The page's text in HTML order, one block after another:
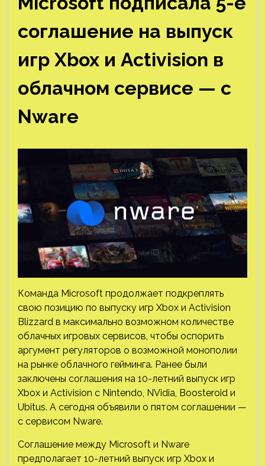
соглашение на выпуск
игр Xbox и Activision в
облачном сервисе — с
Nware
Команда Microsoft продолжает подкреплять
свою позицию по выпуску игр Xbox и Activision
Blizzard в максимально возможном количестве
облачных игровых сервисов, чтобы оспорить
аргумент регуляторов о возможной монополии
на рынке облачного гейминга. Ранее были
заключены соглашения на 10-летний выпуск игр
Xbox и Activision с Nintendo, NVidia, Boosteroid и
Ubitus. А сегодня объявили о пятом соглашении —
с сервисом Nware.
Соглашение между Microsoft и Nware
предполагает 10-летний выпуск игр Xbox и